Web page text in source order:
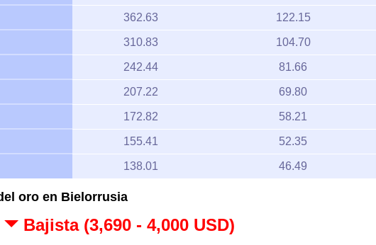
362.63 122.15
310.83 104.70
242.44 81.66
207.22 69.80
172.82 58.21
155.41 52.35
138.01 46.49
oro en Bielorrusia
Bajista (3,690 - 4,000 USD)